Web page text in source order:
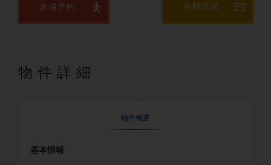
来場予約 資料請求
物件詳細
物件概要
基本情報